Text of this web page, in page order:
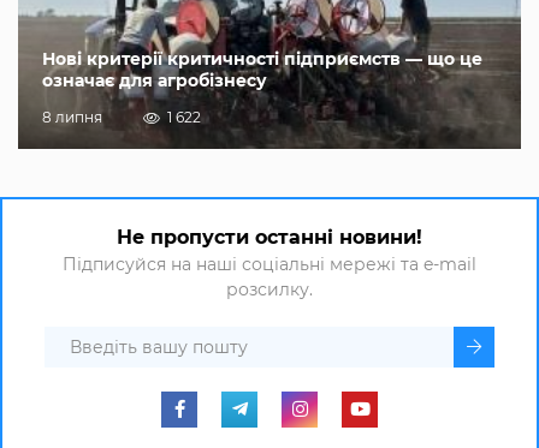
Нові критерії критичності підприємств — що це
означає для агробізнесу
8 липня 1 622
Не пропусти останні новини!
Підписуйся на наші соціальні мережі та e-mail
розсилку.